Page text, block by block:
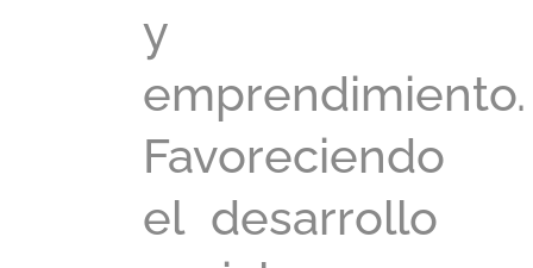
y
emprendimiento.
Favoreciendo
el desarrollo